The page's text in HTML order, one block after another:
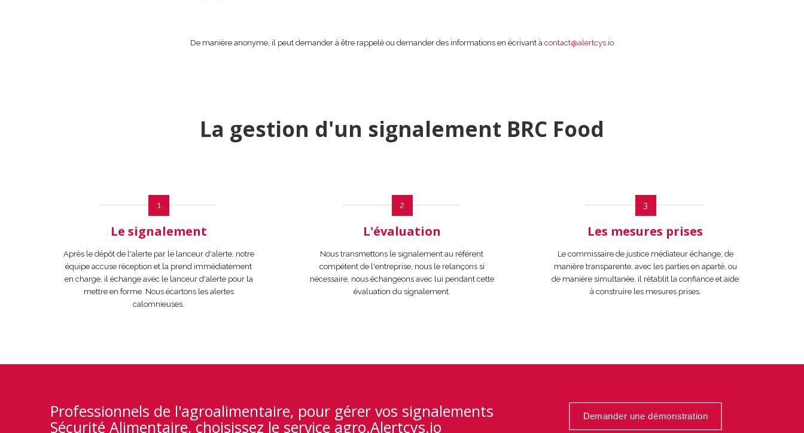
De manière anonyme, il peut demander à être rappelé ou demander des informations en écrivant à contact@alertcys.io
La gestion d'un signalement BRC Food
1
Le signalement
Après le dépôt de l'alerte par le lanceur d'alerte, notre
équipe accuse réception et la prend immédiatement
en charge, il échange avec le lanceur d'alerte pour la
mettre en forme. Nous écartons les alertes
calomnieuses.
2
L'évaluation
Nous transmettons le signalement au référent
compétent de l'entreprise, nous le relançons si
nécessaire, nous échangeons avec lui pendant cette
évaluation du signalement.
3
Les mesures prises
Le commissaire de justice médiateur échange, de
manière transparente, avec les parties en aparté, ou
de manière simultanée, il rétablit la confiance et aide
à construire les mesures prises.
Professionnels de l'agroalimentaire, pour gérer vos signalements
Sécurité Alimentaire, choisissez le service agro.Alertcys.io
Demander une démonstration